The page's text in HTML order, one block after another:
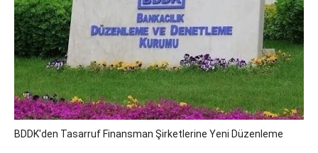
BDDK'den Tasarruf Finansman Şirketlerine Yeni Düzenleme